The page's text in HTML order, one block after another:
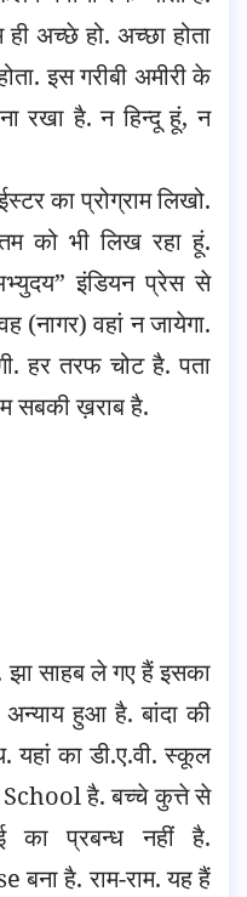
अच्छे हो. अच्छा होता
इस गरीबी अमीरी के
रखा है. न हिन्दू हूं, न
का प्रोग्राम लिखो.
को भी लिख रहा हूं.
इंडियन प्रेस से
(नागर) वहां न जायेगा.
हर तरफ चोट है. पता
सबकी ख़राब है.
झा साहब ले गए हैं इसका
हुआ है. बांदा की
का डी.ए.वी. स्कूल
है. बच्चे कुत्ते से
का प्रबन्ध नहीं है.
बना है. राम-राम. यह हैं